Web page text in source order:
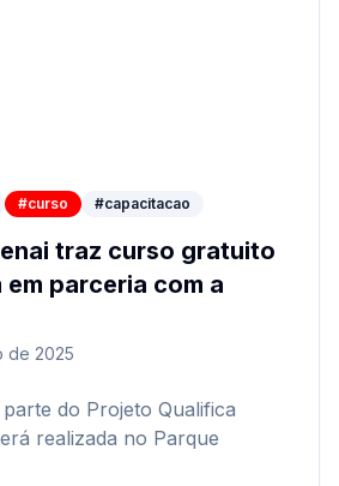
#curso #capacitacao
traz curso gratuito
parceria com a
de 2025
do Projeto Qualifica
realizada no Parque